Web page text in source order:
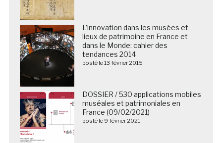
L’innovation dans les musées et
lieux de patrimoine en France et
dans le Monde: cahier des
tendances 2014
posté le 13 février 2015
DOSSIER / 530 applications mobiles
muséales et patrimoniales en
France (09/02/2021)
posté le 9 février 2021